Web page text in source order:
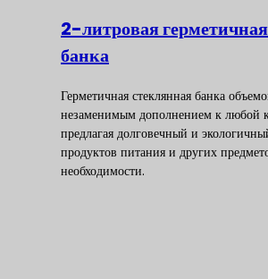
2-литровая
банка
Герметичная стеклянная банка
незаменимым дополнением к любой
предлагая долговечный и
продуктов питания и других
необходимости.